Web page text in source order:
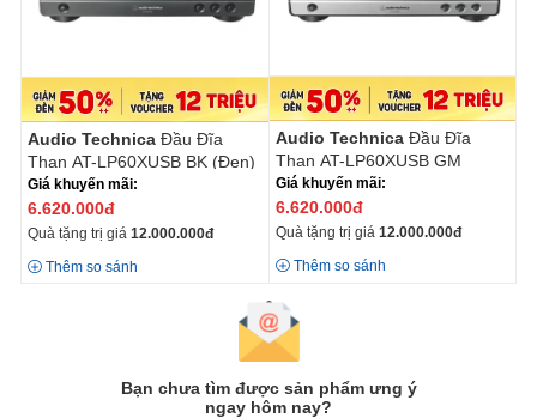
Audio Technica Đầu Đĩa
Than AT-LP60XUSB BK (Đen)
Giá khuyến mãi:
6.620.000đ
Quà tặng trị giá 12.000.000đ
Thêm so sánh
Audio Technica Đầu Đĩa
Than AT-LP60XUSB GM
(Xám)
Giá khuyến mãi:
6.620.000đ
Quà tặng trị giá 12.000.000đ
Thêm so sánh
Bạn chưa tìm được sản phẩm ưng ý
ngay hôm nay?